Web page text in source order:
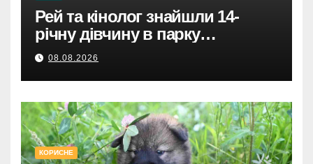
Рей та кінолог знайшли 14-
річну дівчину в парку
Святошинського району.
08.08.2026
КОРИСНЕ